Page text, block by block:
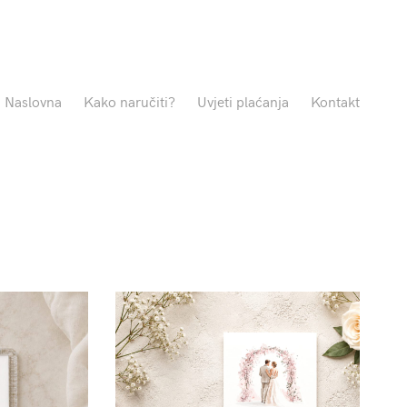
Naslovna Kako naručiti? Uvjeti plaćanja Kontakt